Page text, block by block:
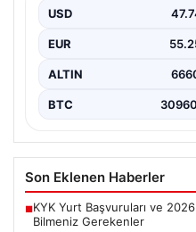
İnternet çağında
USD
EUR
ALTIN
BTC
Son Eklenen Haberler
■KYK Yurt Başvuruları ve
Bilmeniz Gerekenler